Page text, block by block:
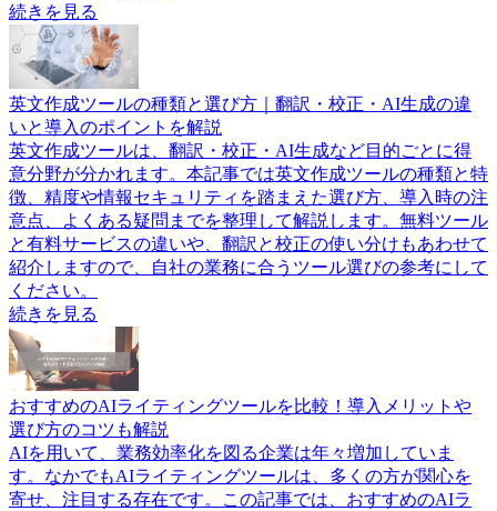
続きを見る
英文作成ツールの種類と選び方｜翻訳・校正・AI生成の違
いと導入のポイントを解説
英文作成ツールは、翻訳・校正・AI生成など目的ごとに得
意分野が分かれます。本記事では英文作成ツールの種類と特
徴、精度や情報セキュリティを踏まえた選び方、導入時の注
意点、よくある疑問までを整理して解説します。無料ツール
と有料サービスの違いや、翻訳と校正の使い分けもあわせて
紹介しますので、自社の業務に合うツール選びの参考にして
ください。
続きを見る
おすすめのAIライティングツールを比較！導入メリットや
選び方のコツも解説
AIを用いて、業務効率化を図る企業は年々増加していま
す。なかでもAIライティングツールは、多くの方が関心を
寄せ、注目する存在です。この記事では、おすすめのAIラ